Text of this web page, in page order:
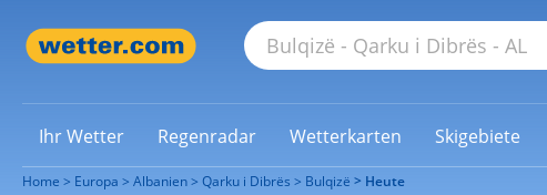
Ihr Wetter Regenradar Wetterkarten Skigebiete
Home Europa Albanien Qarku i Dibrës Bulqizë Heute